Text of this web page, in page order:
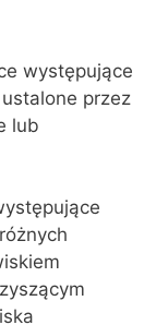
występujące
przez
lub